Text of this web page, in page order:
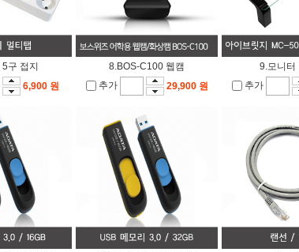
구 접지
6,900 원
8.BOS-C100 웹캠
추가
29,900 원
9.모니터
추가